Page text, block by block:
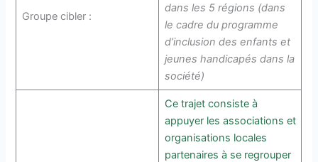
Groupe cibler :
dans les 5 régions (dans
le cadre du programme
d’inclusion des enfants et
jeunes handicapés dans la
société)
Ce trajet consiste à
appuyer les associations et
organisations locales
partenaires à se regrouper